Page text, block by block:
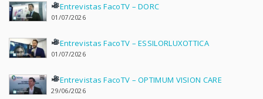
Entrevistas FacoTV – DORC
01/07/2026
Entrevistas FacoTV – ESSILORLUXOTTICA
01/07/2026
Entrevistas FacoTV – OPTIMUM VISION CARE
29/06/2026